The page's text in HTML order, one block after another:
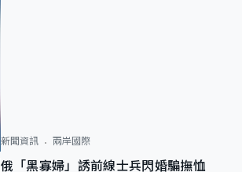
新聞資訊 兩岸國際
俄「黑寡婦」誘前線士兵閃婚騙撫恤